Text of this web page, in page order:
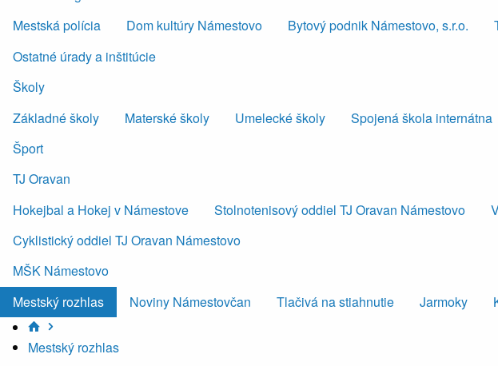
Mestská polícia
Dom kultúry Námestovo Bytový podnik Námestovo, s.r.o.
Ostatné úrady a inštitúcie
Školy
Základné školy
Materské školy Umelecké školy Spojená škola internátna
Šport
TJ Oravan
Hokejbal a Hokej v Námestove
Stolnotenisový oddiel TJ Oravan Námestovo
Cyklistický oddiel TJ Oravan Námestovo
MŠK Námestovo
Mestský rozhlas
Noviny Námestovčan Tlačivá na stiahnutie Jarmoky
Mestský rozhlas